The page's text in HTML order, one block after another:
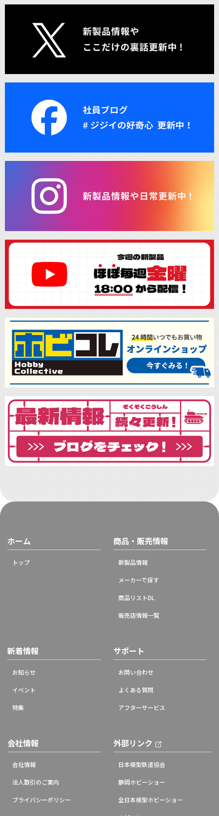
ホーム
トップ
商品・販売情報
新製品情報
メーカーで探す
商品リストDL
販売店情報一覧
新着情報
お知らせ
イベント
特集
サポート
お問い合わせ
よくある質問
アフターサービス
会社情報
会社情報
法人取引のご案内
プライバシーポリシー
外部リンク
日本模型鉄道協会
静岡ホビーショー
全日本模型ホビーショー